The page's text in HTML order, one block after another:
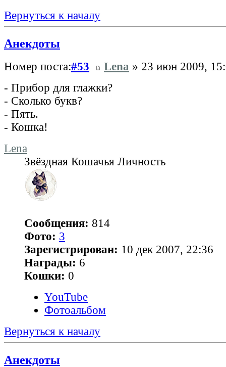
Вернуться к началу
Анекдоты
Номер поста:#53 Lena » 23 июн 2009,
- Прибор для глажки?
- Сколько букв?
- Пять.
- Кошка!
Lena
Звёздная Кошачья Личность
Сообщения: 814
Фото: 3
Зарегистрирован: 10 дек 2007, 22:36
Награды: 6
Кошки: 0
YouTube
Фотоальбом
Вернуться к началу
Анекдоты